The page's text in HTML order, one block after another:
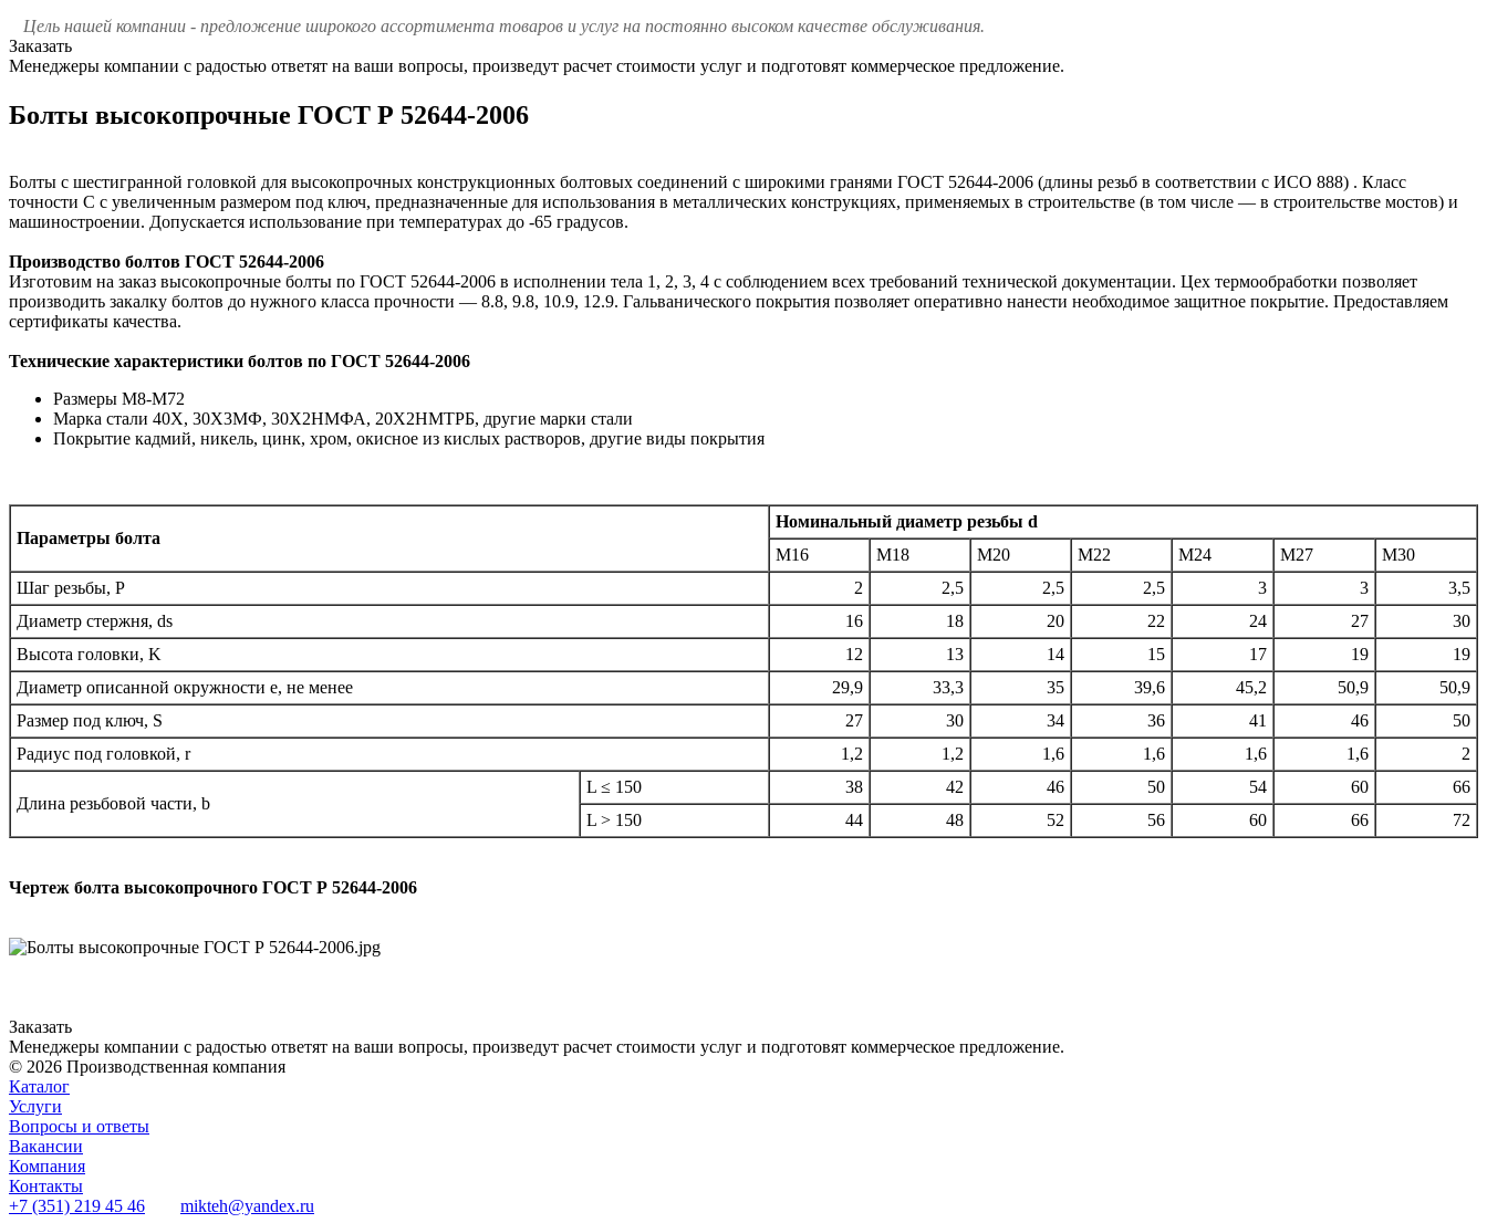
Цель нашей компании - предложение широкого ассортимента товаров и услуг на постоянно высоком качестве обслуживания.
Заказать
Менеджеры компании с радостью ответят на ваши вопросы, произведут расчет стоимости услуг и подготовят коммерческое предложение.
Болты высокопрочные ГОСТ Р 52644-2006
Болты с шестигранной головкой для высокопрочных конструкционных болтовых соединений с широкими гранями ГОСТ 52644-2006 (длины резьб в соответствии с ИСО 888) . Класс
точности С с увеличенным размером под ключ, предназначенные для использования в металлических конструкциях, применяемых в строительстве (в том числе — в строительстве мостов) и
машиностроении. Допускается использование при температурах до -65 градусов.
Производство болтов ГОСТ 52644-2006
Изготовим на заказ высокопрочные болты по ГОСТ 52644-2006 в исполнении тела 1, 2, 3, 4 с соблюдением всех требований технической документации. Цех термообработки позволяет
производить закалку болтов до нужного класса прочности — 8.8, 9.8, 10.9, 12.9. Гальванического покрытия позволяет оперативно нанести необходимое защитное покрытие. Предоставляем
сертификаты качества.
Технические характеристики болтов по ГОСТ 52644-2006
Размеры М8-М72
Марка стали 40Х, 30Х3МФ, 30Х2НМФА, 20Х2НМТРБ, другие марки стали
Покрытие кадмий, никель, цинк, хром, окисное из кислых растворов, другие виды покрытия
Параметры болта
Номинальный диаметр резьбы d
M16
М18 М20 М22 М24 М27
М30
Шаг резьбы, P
2 2,5 2,5 2,5 3 3
3,5
Диаметр стержня, ds
16 18 20 22 24 27
30
Высота головки, K
12 13 14 15 17 19
19
Диаметр описанной окружности e, не менее
29,9 33,3 35 39,6 45,2 50,9
50,9
Размер под ключ, S
27 30 34 36 41 46
50
Радиус под головкой, r
1,2 1,2 1,6 1,6 1,6 1,6 2
Длина резьбовой части, b
L ≤ 150 38 42 46 50 54 60
66
L > 150
44 48 52 56 60 66 72
Чертеж болта высокопрочного ГОСТ Р 52644-2006
Заказать
Менеджеры компании с радостью ответят на ваши вопросы, произведут расчет стоимости услуг и подготовят коммерческое предложение.
© 2026 Производственная компания
Каталог
Услуги
Вопросы и ответы
Вакансии
Компания
Контакты
+7 (351) 219 45 46
mikteh@yandex.ru